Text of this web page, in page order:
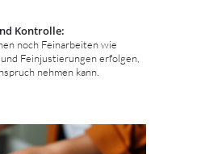
Kontrolle:
noch Feinarbeiten wie
Feinjustierungen erfolgen,
nehmen kann.